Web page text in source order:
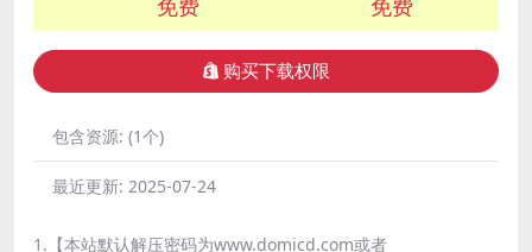
购买下载权限
包含资源: (1个)
最近更新: 2025-07-24
1.【本站默认解压密码为www.domicd.com或者